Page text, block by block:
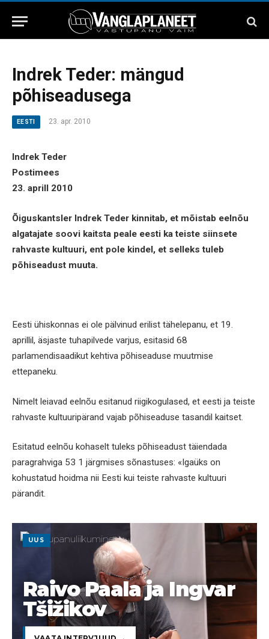
Indrek Teder: mängud
põhiseadusega
EESTI 23. apr. 2010
Indrek Teder
Postimees
23. aprill 2010
Õiguskantsler Indrek Teder kinnitab, et mõistab eelnõu
algatajate soovi kaitsta peale eesti ka teiste siinsete
rahvaste kultuuri, ent pole kindel, et selleks tuleb
põhiseadust muuta.
Eesti ühiskonnas ei ole pälvinud erilist tähelepanu, et 19.
aprillil, äsjaste tuhapilvede varjus, esitasid 68
parlamendisaadikut kehtiva põhiseaduse muutmise
ettepaneku.
Nimelt leiavad eelnõu esitanud riigikogulased, et eesti ja teiste
rahvaste kultuuripärand vajab põhiseaduse tasandil kaitset.
Esitatud eelnõu kohaselt tuleks põhiseadust täiendada
paragrahviga 53 1 järgmises sõnastuses: «Igaüks on
kohustatud hoidma nii Eesti kui teiste rahvaste kultuuri
pärandit.
UUS
Raivo Paala ja Ingvar
Tšižikov